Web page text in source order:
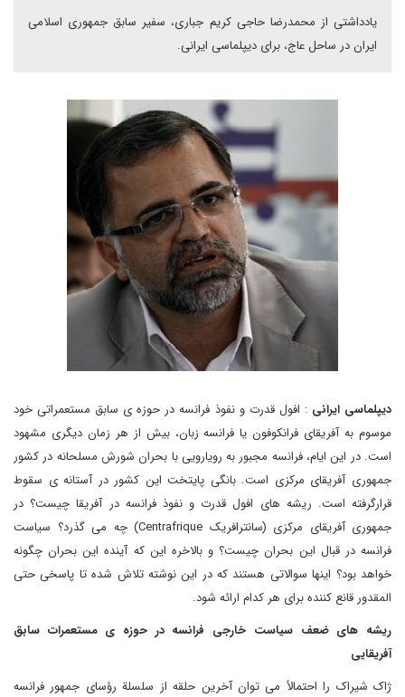
یادداشتی از محمدرضا حاجی کریم جباری، سفیر سابق جمهوری اسلامی
ایران در ساحل عاج، برای دیپلماسی ایرانی.
دیپلماسی ایرانی: افول قدرت و نفوذ فرانسه در حوزه ی سابق مستعمراتی خود
موسوم به آفریقای فرانکوفون یا فرانسه زبان، بیش از هر زمان دیگری مشهود
است. در این ایام، فرانسه مجبور به رویارویی با بحران شورش مسلحانه در کشور
جمهوری آفریقای مرکزی است. بانگی پایتخت این کشور در آستانه ی سقوط
قرارگرفته است. ریشه های افول قدرت و نفوذ فرانسه در آفریقا چیست؟ در
جمهوری آفریقای مرکزی (سانترافریک Centrafrique) چه می گذرد؟ سیاست
فرانسه در قبال این بحران چیست؟ و بالاخره این که آینده این بحران چگونه
خواهد بود؟ اینها سوالاتی هستند که در این نوشته تلاش شده تا پاسخی حتی
المقدور قانع کننده برای هر کدام ارائه شود.
ریشه های ضعف سیاست خارجی فرانسه در حوزه ی مستعمرات سابق
آفریقایی
ژاک شیراک را احتمالاً می توان آخرین حلقه از سلسلة رؤسای جمهور فرانسه